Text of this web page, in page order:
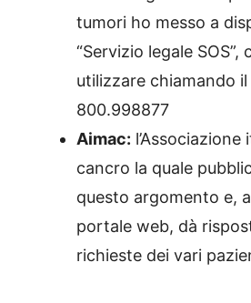
tumori ho messo a
“Servizio legale
utilizzare chiamando
800.998877
Aimac:
cancro la quale
questo argomento e,
portale web, dà
richieste dei vari